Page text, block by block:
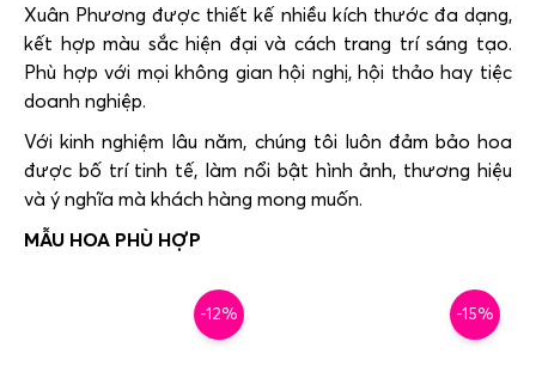
Xuân Phương được thiết kế nhiều kích thước đa dạng,
kết hợp màu sắc hiện đại và cách trang trí sáng tạo.
Phù hợp với mọi không gian hội nghị, hội thảo hay tiệc
doanh nghiệp.
Với kinh nghiệm lâu năm, chúng tôi luôn đảm bảo hoa
được bố trí tinh tế, làm nổi bật hình ảnh, thương hiệu
và ý nghĩa mà khách hàng mong muốn.
-12% -15%